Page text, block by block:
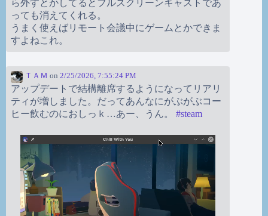
ら外すとかしてるとフルスクリーンキャストであ
っても消えてくれる。
うまく使えばリモート会議中にゲームとかできま
すよねこれ。
ＴＡＭ on 2/25/2026, 7:55:24 PM
アップデートで結構離席するようになってリアリ
ティが増しました。だってあんなにがぶがぶコー
ヒー飲むのにおしっｋ…あー、うん。 #steam